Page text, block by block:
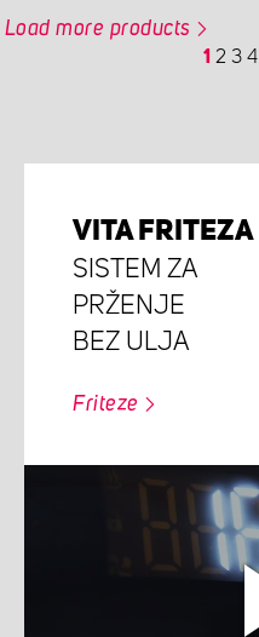
Load more products
1 2 3 4
VITA FRITEZA
SISTEM ZA
PRŽENJE
BEZ ULJA
Friteze